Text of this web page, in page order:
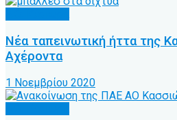
Νέα ταπεινωτική ήττα της
Αχέροντα
1 Νοεμβρίου 2020